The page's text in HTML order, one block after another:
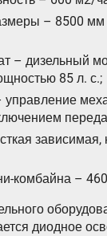
– 8500
– дизельный
85 л. с.;
управление
комбайна –
диодное